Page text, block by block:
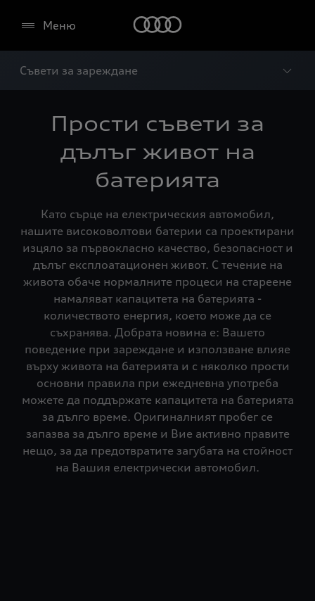
Меню
Съвети за зареждане
Прости съвети за
дълъг живот на
батерията
Като сърце на електрическия автомобил,
нашите високоволтови батерии са проектирани
изцяло за първокласно качество, безопасност и
дълъг експлоатационен живот. С течение на
живота обаче нормалните процеси на стареене
намаляват капацитета на батерията -
количеството енергия, което може да се
съхранява. Добрата новина е: Вашето
поведение при зареждане и използване влияе
върху живота на батерията и с няколко прости
основни правила при ежедневна употреба
можете да поддържате капацитета на батерията
за дълго време. Оригиналният пробег се
запазва за дълго време и Вие активно правите
нещо, за да предотвратите загубата на стойност
на Вашия електрически автомобил.